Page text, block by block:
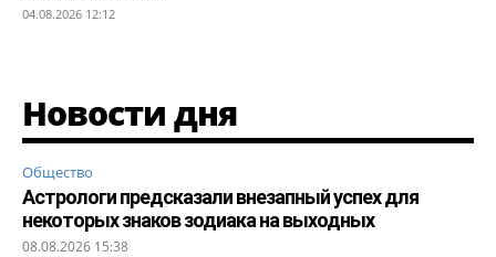
04.08.2026 12:12
Новости дня
Общество
Астрологи предсказали внезапный успех для
некоторых знаков зодиака на выходных
08.08.2026 15:38